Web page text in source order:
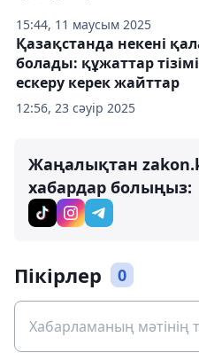
15:44, 11 маусым 2025
12:56, 23 сәуір 2025
Қазақстанда некені
болады: құжаттар
ескеру керек жайттар
Жаңалықтан
хабардар болыңыз:
Пікірлер 0